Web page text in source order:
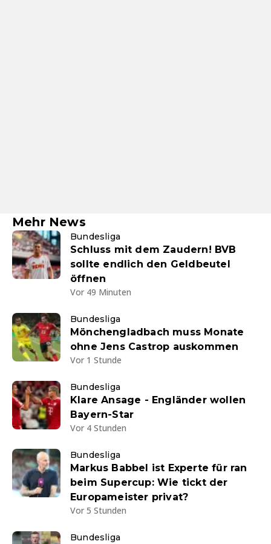
Mehr News
Bundesliga
Schluss mit dem Zaudern! BVB
sollte endlich den Geldbeutel
öffnen
Vor 49 Minuten
Bundesliga
Mönchengladbach muss Monate
ohne Jens Castrop auskommen
Vor 1 Stunde
Bundesliga
Klare Ansage - Engländer wollen
Bayern-Star
Vor 4 Stunden
Bundesliga
Markus Babbel ist Experte für ran
beim Supercup: Wie tickt der
Europameister privat?
Vor 5 Stunden
Bundesliga